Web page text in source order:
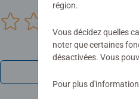
région.
Vous décidez quelles
noter que certaines
désactivées. Vous
Pour plus